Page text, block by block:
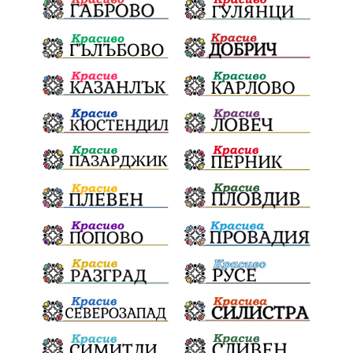
обществена поръчка Украйна Измама
Георги Динев престъпление Великден 2025
почит Актуално История
Конституционен съд ВиК Стефан Апостолов
Радослав Ревански пострадали МРРБ
ИвелинМихайлов АнгелинаПопова
Социална политика партия "Мафия"
Сигурност Доброволци